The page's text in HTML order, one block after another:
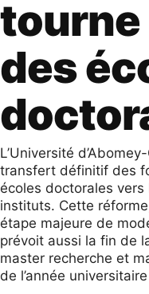
tourne
des
L’Université
transfert définitif des
écoles doctorales
instituts. Cette
étape majeure de
prévoit aussi la fin de
master recherche et
de l’année